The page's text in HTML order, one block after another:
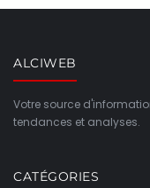
ALCIWEB
Votre source
tendances et analyses.
CATÉGORIES